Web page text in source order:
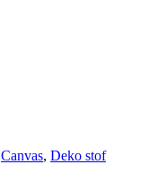
Canvas, Deko stof